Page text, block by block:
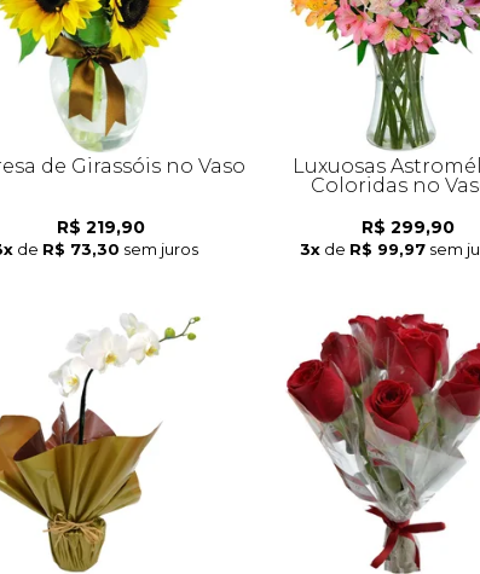
de Girassóis no Vaso
R$ 219,90
de R$ 73,30 sem juros
Luxuosas
Coloridas no
R$ 299,90
3x de R$ 99,97 sem